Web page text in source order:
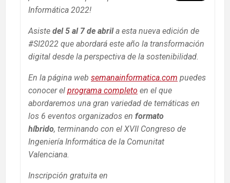
Informática 2022!
Asiste del 5 al 7 de abrila esta nueva edición de
#SI2022 que abordará este año la transformación
digital desde la perspectiva de la sostenibilidad.
En la página web semanainformatica.com puedes
conocer el programa completo en el que
abordaremos una gran variedad de temáticas en
los 6 eventos organizados en formato
híbrido, terminando con el XVII Congreso de
Ingeniería Informática de la Comunitat
Valenciana.
Inscripción gratuita en